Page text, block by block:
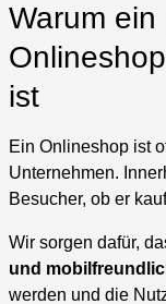
Warum
ist
Ein Onlineshop ist
Unternehmen.
Besucher, ob er
Wir sorgen dafür,
und
werden und die